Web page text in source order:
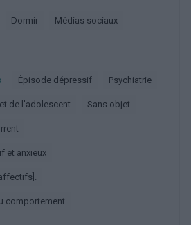
Dormir Médias sociaux
Épisode dépressif Psychiatrie
de l'adolescent Sans objet
et anxieux
comportement